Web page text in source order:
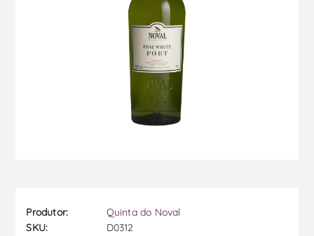
Produtor:
Quinta do Noval
SKU:
D0312